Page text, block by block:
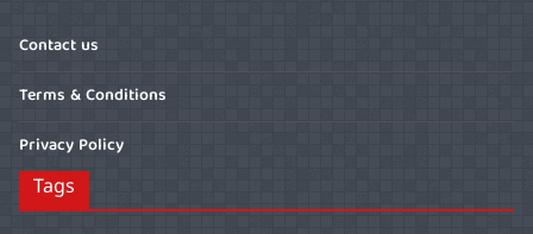
Contact us
Terms & Conditions
Privacy Policy
Tags